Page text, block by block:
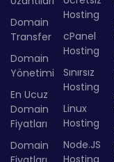
Domain
Transfer
Domain
Yönetimi
En Ucuz
Domain
Fiyatları
Domain
Hosting
cPanel
Hosting
Sınırsız
Hosting
Linux
Hosting
Node.JS